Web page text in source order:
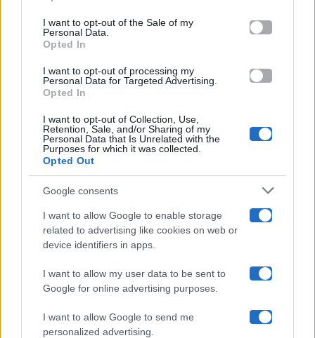
Please note that this website/app uses one or more Google
services and may gather and store information including but
not limited to your visit or usage behaviour. You may click to
grant or deny consent to Google and its third-party tags to
consent section.
I want to opt-out of the Sale of my
Personal Data.
Opted In
I want to opt-out of processing my
Personal Data for Targeted Advertising.
Opted In
I want to opt-out of Collection, Use,
Retention, Sale, and/or Sharing of my
Personal Data that Is Unrelated with the
Purposes for which it was collected.
Opted Out
Google consents
I want to allow Google to enable storage
related to advertising like cookies on web or
device identifiers in apps.
I want to allow my user data to be sent to
Google for online advertising purposes.
I want to allow Google to send me
personalized advertising.
Programmi TV
Amici
Ballando Con Le Stelle
Grande Fratello
Isola Dei Famosi
Uomini E Donne
Maste S.r.l.
Chi siamo